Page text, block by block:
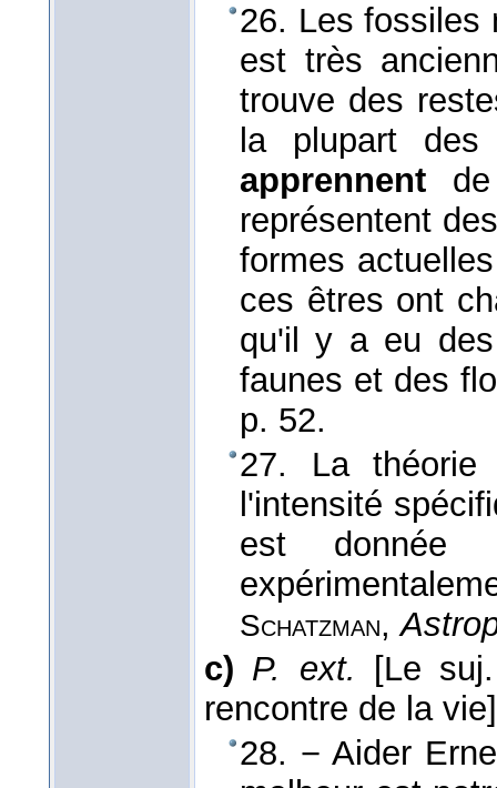
26. Les fossiles
est très
trouve des
la plupart des
apprennent
représentent
formes
ces êtres ont
qu'il y a eu des
faunes et des
p. 52.
27. La
l'intensité
est donnée
Schatzman,
c) P. ext.
[Le
rencontre de la vie]
28. − Aider